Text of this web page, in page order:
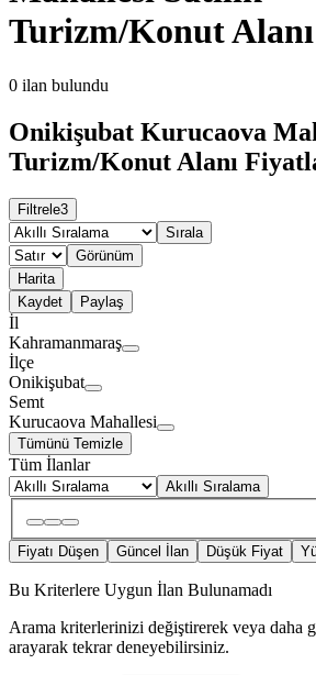
Turizm/Konut Alanı
0 ilan bulundu
Onikişubat Kurucaova
Turizm/Konut Alanı
Filtrele3
Sırala
Görünüm
Harita
Kaydet
Paylaş
İl
Kahramanmaraş
İlçe
Onikişubat
Semt
Kurucaova Mahallesi
Tümünü Temizle
Tüm İlanlar
Akıllı Sıralama
Fiyatı Düşen Güncel İlan Düşük Fiyat
Bu Kriterlere Uygun İlan Bulunamadı
Arama kriterlerinizi değiştirerek veya daha
arayarak tekrar deneyebilirsiniz.